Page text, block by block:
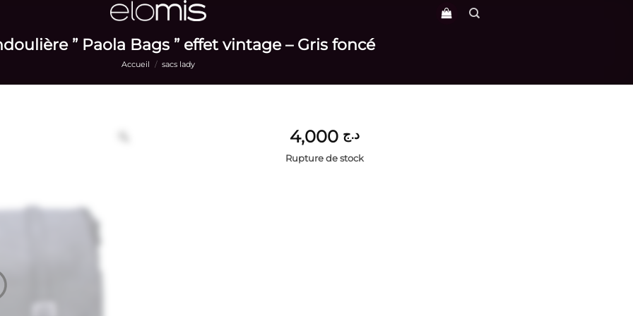
” Paola Bags ” effet vintage – Gris foncé
Accueil / sacs lady
د.ج 4,000
Rupture de stock